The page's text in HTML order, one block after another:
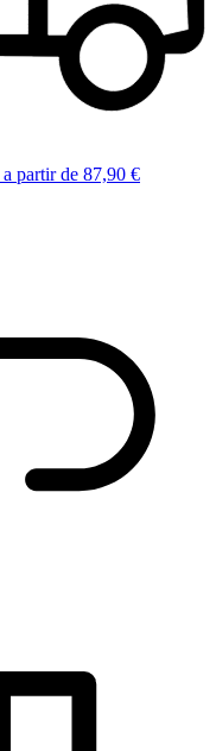
a partir de 87,90 €